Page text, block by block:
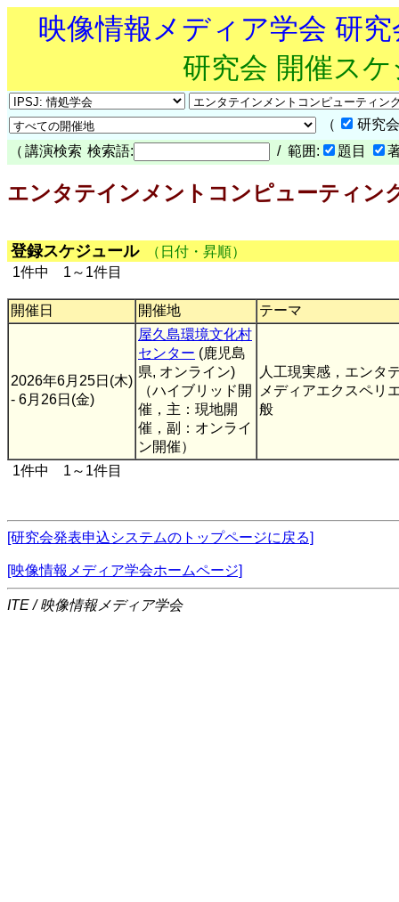
映像情報メディア学会 研
研究会 開催ス
（
研究
（ 講演検索 検索語: / 範囲: 題目
エンタテインメントコンピューティン
登録スケジュール
（日付・昇順）
1件中 1～1件目
開催日 開催地 テーマ
2026年6月25日(木)
- 6月26日(金)
屋久島環境文化村
センター (鹿児島
県, オンライン)
（ハイブリッド開
催，主：現地開
催，副：オンライ
ン開催）
人工現実感，エンタ
メディアエクスペリ
般
1件中 1～1件目
[研究会発表申込システムのトップページに戻る]
[映像情報メディア学会ホームページ]
ITE / 映像情報メディア学会